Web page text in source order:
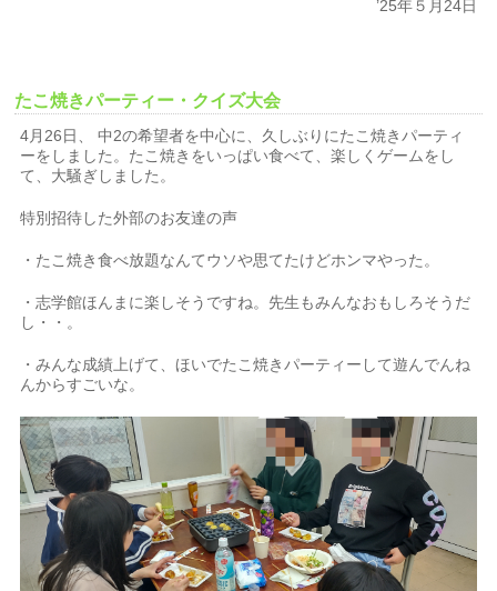
’25年５月24日
たこ焼きパーティー・クイズ大会
4月26日、 中2の希望者を中心に、久しぶりにたこ焼きパーティ
ーをしました。たこ焼きをいっぱい食べて、楽しくゲームをし
て、大騒ぎしました。
特別招待した外部のお友達の声
・たこ焼き食べ放題なんてウソや思てたけどホンマやった。
・志学館ほんまに楽しそうですね。先生もみんなおもしろそうだ
し・・。
・みんな成績上げて、ほいでたこ焼きパーティーして遊んでんね
んからすごいな。